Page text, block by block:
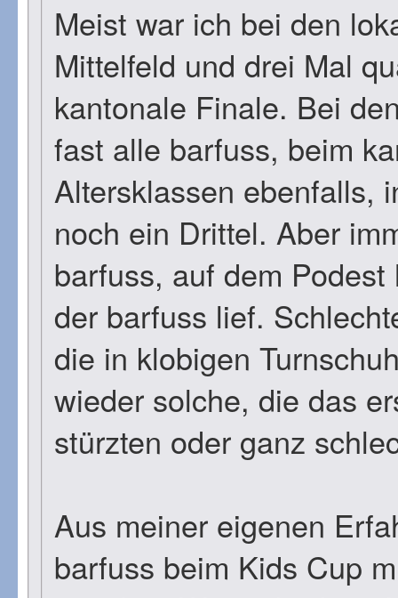
Meist war ich bei den
Mittelfeld und drei Mal
kantonale Finale. Bei
fast alle barfuss, beim
Altersklassen ebenfalls,
noch ein Drittel. Aber
barfuss, auf dem
der barfuss lief.
die in klobigen
wieder solche, die das
stürzten oder ganz
Aus meiner eigenen
barfuss beim Kids Cup